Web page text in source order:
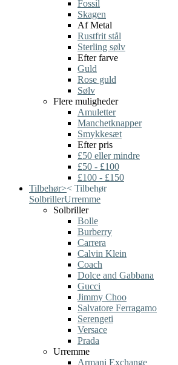
Fossil
Skagen
Af Metal
Rustfrit stål
Sterling sølv
Efter farve
Guld
Rose guld
Sølv
Flere muligheder
Amuletter
Manchetknapper
Smykkesæt
Efter pris
£50 eller mindre
£50 - £100
£100 - £150
Tilbehør>< Tilbehør
SolbrillerUrremme
Solbriller
Bolle
Burberry
Carrera
Calvin Klein
Coach
Dolce and Gabbana
Gucci
Jimmy Choo
Salvatore Ferragamo
Serengeti
Versace
Prada
Urremme
Armani Exchange